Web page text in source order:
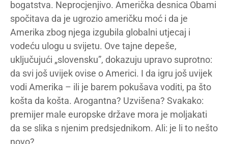
bogatstva. Neprocjenjivo. Američka desnica Obami
spočitava da je ugrozio američku moć i da je
Amerika zbog njega izgubila globalni utjecaj i
vodeću ulogu u svijetu. Ove tajne depeše,
uključujući „slovensku”, dokazuju upravo suprotno:
da svi još uvijek ovise o Americi. I da igru još uvijek
vodi Amerika – ili je barem pokušava voditi, pa što
košta da košta. Arogantna? Uzvišena? Svakako:
premijer male europske države mora je moljakati
da se slika s njenim predsjednikom. Ali: je li to nešto
novo?